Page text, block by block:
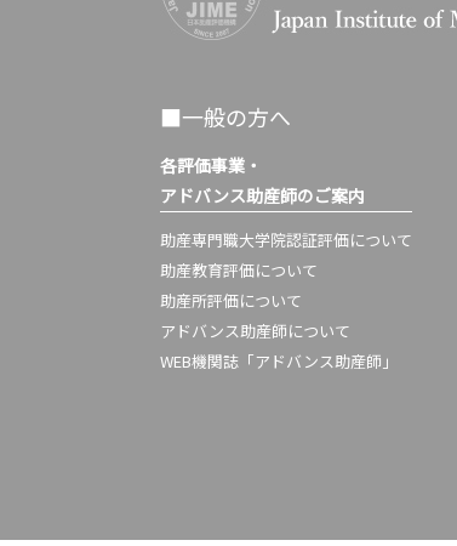
■一般の方へ
各評価事業・
アドバンス助産師のご案内
助産専門職大学院認証評価について
助産教育評価について
助産所評価について
アドバンス助産師について
WEB機関誌「アドバンス助産師」